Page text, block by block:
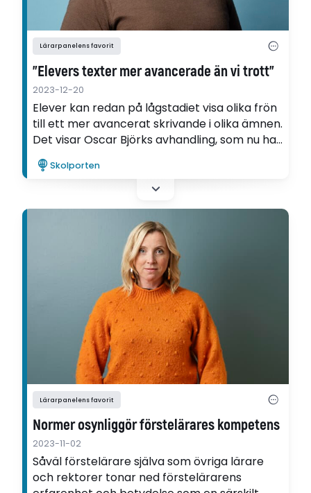
Lärarpanelens favorit
”Elevers texter mer avancerade än vi trott”
2023-12-20
Elever kan redan på lågstadiet visa olika frön
till ett mer avancerat skrivande i olika ämnen.
Det visar Oscar Björks avhandling, som nu har
valts till Lärarpanelens favorit. "Varenda
elevtext var något av en överraskning", säger
Skolporten
Lärarpanelens favorit
Normer osynliggör förstelärares kompetens
2023-11-02
Såväl förstelärare själva som övriga lärare
och rektorer tonar ned förstelärarens